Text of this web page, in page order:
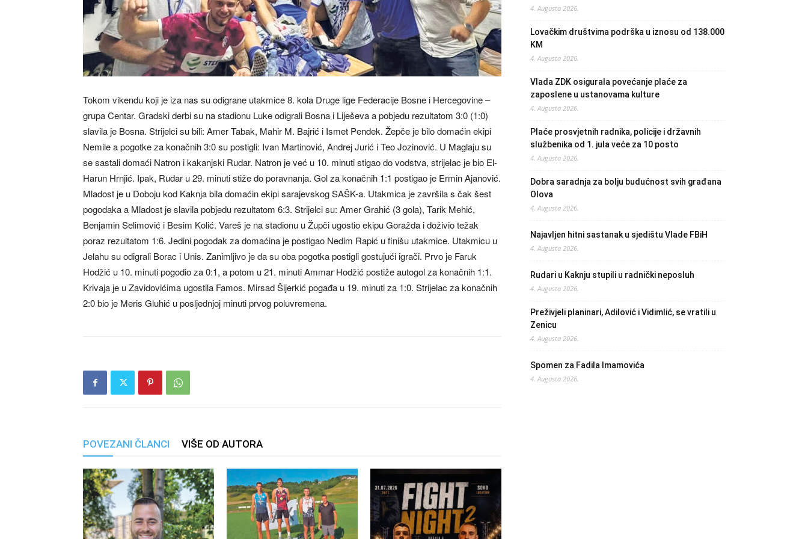
Tokom vikendu koji je iza nas su odigrane utakmice 8. kola Druge lige Federacije Bosne i Hercegovine –
grupa Centar. Gradski derbi su na stadionu Luke odigrali Bosna i Liješeva a pobjedu rezultatom 3:0 (1:0)
slavila je Bosna. Strijelci su bili: Amer Tabak, Mahir M. Bajrić i Ismet Pendek. Žepče je bilo domaćin ekipi
Nemile a pogotke za konačnih 3:0 su postigli: Ivan Martinović, Andrej Jurić i Teo Jozinović. U Maglaju su
se sastali domaći Natron i kakanjski Rudar. Natron je već u 10. minuti stigao do vodstva, strijelac je bio El-
Harun Hrnjić. Ipak, Rudar u 29. minuti stiže do poravnanja. Gol za konačnih 1:1 postigao je Ermin Ajanović.
Mladost je u Doboju kod Kaknja bila domaćin ekipi sarajevskog SAŠK-a. Utakmica je završila s čak šest
pogodaka a Mladost je slavila pobjedu rezultatom 6:3. Strijelci su: Amer Grahić (3 gola), Tarik Mehić,
Benjamin Selimović i Besim Kolić. Vareš je na stadionu u Župči ugostio ekipu Goražda i doživio težak
poraz rezultatom 1:6. Jedini pogodak za domaćina je postigao Nedim Rapić u finišu utakmice. Utakmicu u
Jelahu su odigrali Borac i Unis. Zanimljivo je da su oba pogotka postigli gostujući igrači. Prvo je Faruk
Hodžić u 10. minuti pogodio za 0:1, a potom u 21. minuti Ammar Hodžić postiže autogol za konačnih 1:1.
Krivaja je u Zavidovićima ugostila Famos. Mirsad Šijerkić pogađa u 19. minuti za 1:0. Strijelac za konačnih
2:0 bio je Meris Gluhić u posljednjoj minuti prvog poluvremena.
POVEZANI ČLANCI VIŠE OD AUTORA
4. Augusta 2026.
Lovačkim društvima podrška u iznosu od 138.000
KM
4. Augusta 2026.
Vlada ZDK osigurala povećanje plaće za
zaposlene u ustanovama kulture
4. Augusta 2026.
Plaće prosvjetnih radnika, policije i državnih
službenika od 1. jula veće za 10 posto
4. Augusta 2026.
Dobra saradnja za bolju budućnost svih građana
Olova
4. Augusta 2026.
Najavljen hitni sastanak u sjedištu Vlade FBiH
4. Augusta 2026.
Rudari u Kaknju stupili u radnički neposluh
4. Augusta 2026.
Preživjeli planinari, Adilović i Vidimlić, se vratili u
Zenicu
4. Augusta 2026.
Spomen za Fadila Imamovića
4. Augusta 2026.